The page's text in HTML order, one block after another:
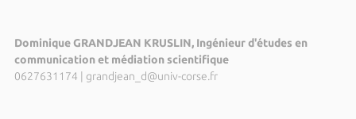
Dominique GRANDJEAN KRUSLIN, Ingénieur d'études en
communication et médiation scientifique
0627631174
grandjean_d@univ-corse.fr